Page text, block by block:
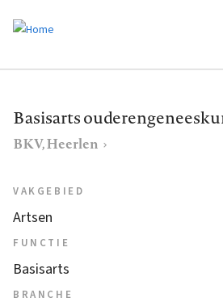
de
gaan
Basisarts
BKV, Heerlen
VAKGEBIED
Artsen
FUNCTIE
Basisarts
BRANCHE